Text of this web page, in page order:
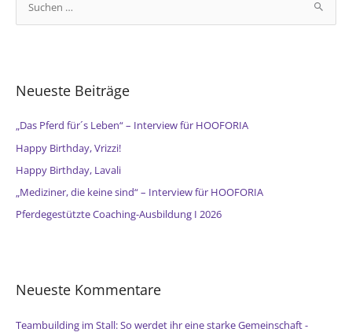
n
c
h
:
Neueste Beiträge
„Das Pferd für´s Leben“ – Interview für HOOFORIA
Happy Birthday, Vrizzi!
Happy Birthday, Lavali
„Mediziner, die keine sind“ – Interview für HOOFORIA
Pferdegestützte Coaching-Ausbildung I 2026
Neueste Kommentare
Teambuilding im Stall: So werdet ihr eine starke Gemeinschaft -